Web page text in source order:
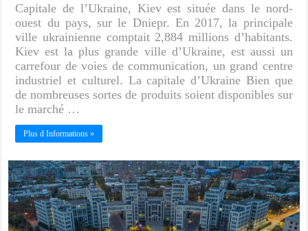
Capitale de l’Ukraine, Kiev est située dans le nord-
ouest du pays, sur le Dniepr. En 2017, la principale
ville ukrainienne comptait 2,884 millions d’habitants.
Kiev est la plus grande ville d’Ukraine, est aussi un
carrefour de voies de communication, un grand centre
industriel et culturel. La capitale d’Ukraine Bien que
de nombreuses sortes de produits soient disponibles sur
le marché …
Plus d Informations »